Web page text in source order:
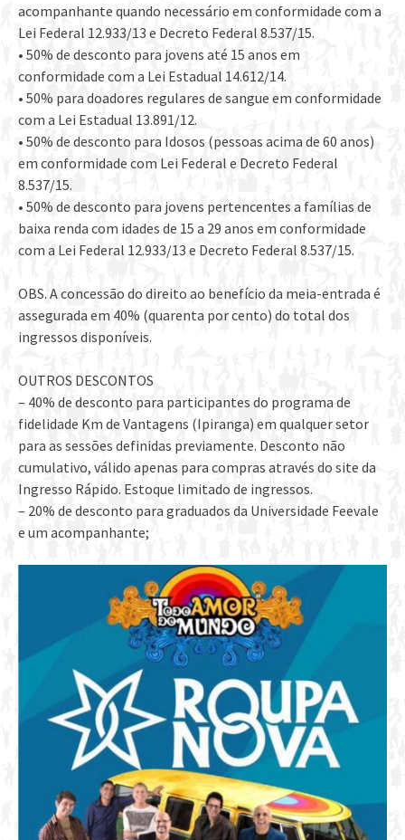
acompanhante quando necessário em conformidade com a
Lei Federal 12.933/13 e Decreto Federal 8.537/15.
• 50% de desconto para jovens até 15 anos em
conformidade com a Lei Estadual 14.612/14.
• 50% para doadores regulares de sangue em conformidade
com a Lei Estadual 13.891/12.
• 50% de desconto para Idosos (pessoas acima de 60 anos)
em conformidade com Lei Federal e Decreto Federal
8.537/15.
• 50% de desconto para jovens pertencentes a famílias de
baixa renda com idades de 15 a 29 anos em conformidade
com a Lei Federal 12.933/13 e Decreto Federal 8.537/15.
OBS. A concessão do direito ao benefício da meia-entrada é
assegurada em 40% (quarenta por cento) do total dos
ingressos disponíveis.
OUTROS DESCONTOS
– 40% de desconto para participantes do programa de
fidelidade Km de Vantagens (Ipiranga) em qualquer setor
para as sessões definidas previamente. Desconto não
cumulativo, válido apenas para compras através do site da
Ingresso Rápido. Estoque limitado de ingressos.
– 20% de desconto para graduados da Universidade Feevale
e um acompanhante;